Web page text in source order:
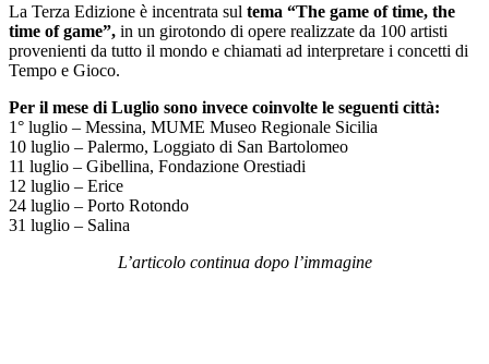
La Terza Edizione è incentrata sul tema “The game of time, the
time of game”, in un girotondo di opere realizzate da 100 artisti
provenienti da tutto il mondo e chiamati ad interpretare i concetti di
Tempo e Gioco.
Per il mese di Luglio sono invece coinvolte le seguenti città:
1° luglio – Messina, MUME Museo Regionale Sicilia
10 luglio – Palermo, Loggiato di San Bartolomeo
11 luglio – Gibellina, Fondazione Orestiadi
12 luglio – Erice
24 luglio – Porto Rotondo
31 luglio – Salina
L’articolo continua dopo l’immagine